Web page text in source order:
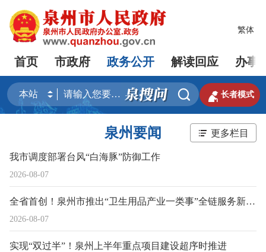
繁体
首页 市政府 政务公开 解读回应 办事
  长者模式
泉州要闻 更多栏目
2026-08-07
我市调度部署台风“白海豚”防御工作
2026-08-07
全省首创！泉州市推出“卫生用品产业一类事”全链服务新模式
实现“双过半”！泉州上半年重点项目建设超序时推进